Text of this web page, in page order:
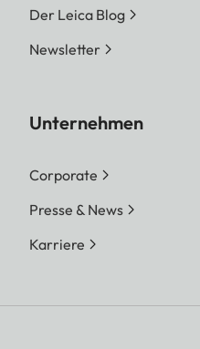
Der Leica Blog
Newsletter
Unternehmen
Corporate
Presse & News
Karriere